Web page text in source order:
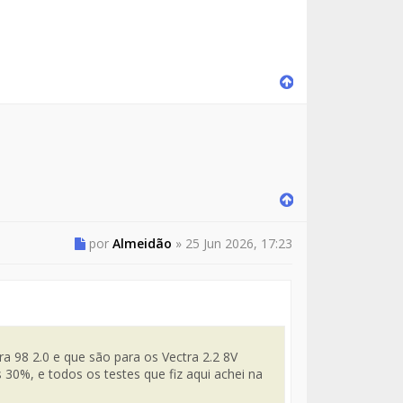
por Almeidão » 25 Jun 2026, 17:23
98 2.0 e que são para os Vectra 2.2 8V
e todos os testes que fiz aqui achei na